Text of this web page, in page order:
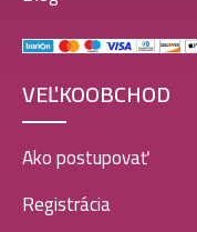
VEĽKOOBCHOD
Ako postupovať
Registrácia